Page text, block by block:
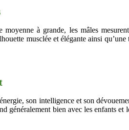
à grande, les mâles
musclée et élégante ainsi
son intelligence et son
généralement bien avec les enfants